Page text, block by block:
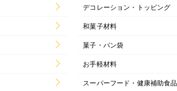
デコレーション・トッピング
和菓子材料
菓子・パン袋
お手軽材料
スーパーフード・健康補助食品